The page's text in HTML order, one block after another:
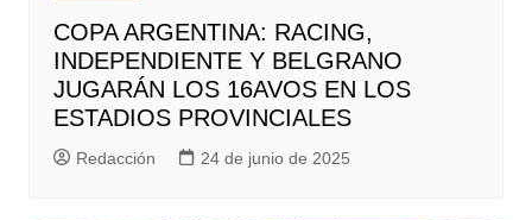
COPA ARGENTINA: RACING,
INDEPENDIENTE Y BELGRANO
JUGARÁN LOS 16AVOS EN LOS
ESTADIOS PROVINCIALES
Redacción 24 de junio de 2025